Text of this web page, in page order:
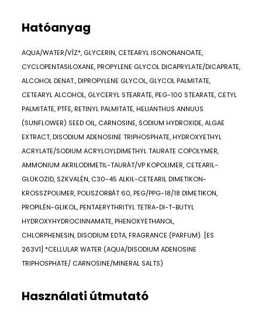
Hatóanyag
AQUA/WATER/VÍZ*, GLYCERIN, CETEARYL ISONONANOATE,
CYCLOPENTASILOXANE, PROPYLENE GLYCOL DICAPRYLATE/DICAPRATE,
ALCOHOL DENAT., DIPROPYLENE GLYCOL, GLYCOL PALMITATE,
CETEARYL ALCOHOL, GLYCERYL STEARATE, PEG-100 STEARATE, CETYL
PALMITATE, PTFE, RETINYL PALMITATE, HELIANTHUS ANNUUS
(SUNFLOWER) SEED OIL, CARNOSINE, SODIUM HYDROXIDE, ALGAE
EXTRACT, DISODIUM ADENOSINE TRIPHOSPHATE, HYDROXYETHYL
ACRYLATE/SODIUM ACRYLOYLDIMETHYL TAURATE COPOLYMER,
AMMONIUM AKRILODIMETIL-TAURÁT/VP KOPOLIMER, CETEARIL-
GLÜKOZID, SZKVALÉN, C30-45 ALKIL-CETEARIL DIMETIKON-
KROSSZPOLIMER, POLISZORBÁT 60, PEG/PPG-18/18 DIMETIKON,
PROPILÉN-GLIKOL, PENTAERYTHRITYL TETRA-DI-T-BUTYL
HYDROXYHYDROCINNAMATE, PHENOXYETHANOL,
CHLORPHENESIN, DISODIUM EDTA, FRAGRANCE (PARFUM). [ES
263V1] *CELLULAR WATER (AQUA/DISODIUM ADENOSINE
TRIPHOSPHATE/ CARNOSINE/MINERAL SALTS)
Használati útmutató